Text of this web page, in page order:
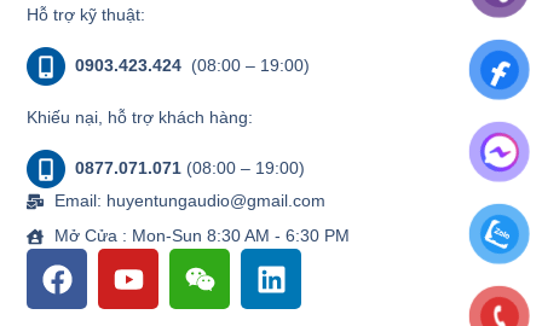
Hỗ trợ kỹ thuật:
0903.423.424 (08:00 – 19:00)
Khiếu nại, hỗ trợ khách hàng:
0877.071.071 (08:00 – 19:00)
Email: huyentungaudio@gmail.com
Mở Cửa : Mon-Sun 8:30 AM - 6:30 PM